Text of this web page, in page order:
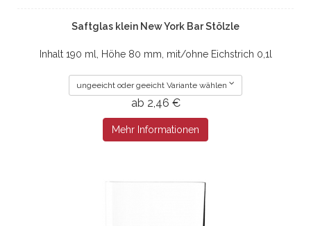
Saftglas klein New York Bar Stölzle
Inhalt 190 ml, Höhe 80 mm, mit/ohne Eichstrich 0,1l
ungeeicht oder geeicht Variante wählen
ab 2,46 €
Mehr Informationen